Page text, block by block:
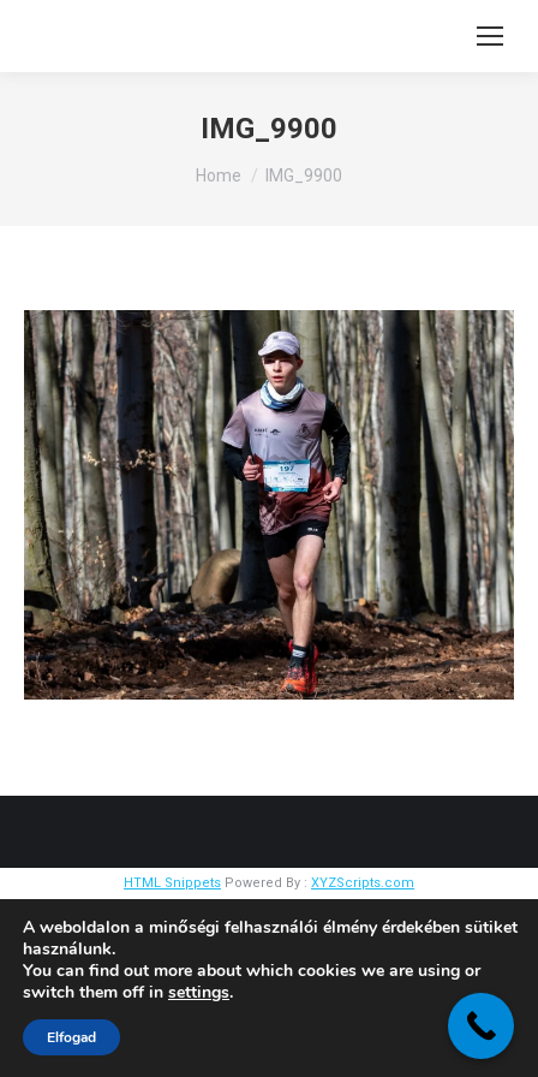
IMG_9900
You are here:
Home IMG_9900
HTML Snippets Powered By : XYZScripts.com
A weboldalon a minőségi felhasználói élmény érdekében sütiket
használunk.
You can find out more about which cookies we are using or
switch them off in settings.
Elfogad